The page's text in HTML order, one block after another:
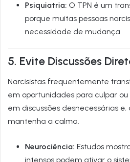
Psiquiatria: O TPN é um
porque muitas pessoas
necessidade de mudança.
5. Evite Discussões
Narci­sistas frequentemente
em oportunidades para culpar
em discussões desnecessárias e,
mantenha a calma.
Neurociência: Estudos
intensos podem ativar o